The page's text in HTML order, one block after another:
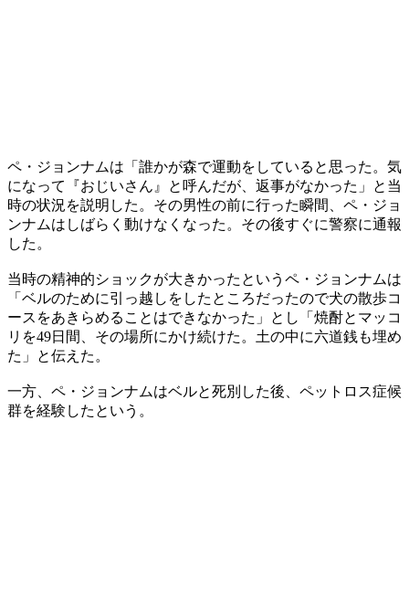
ペ・ジョンナムは「誰かが森で運動をしていると思った。気
になって『おじいさん』と呼んだが、返事がなかった」と当
時の状況を説明した。その男性の前に行った瞬間、ペ・ジョ
ンナムはしばらく動けなくなった。その後すぐに警察に通報
した。
当時の精神的ショックが大きかったというペ・ジョンナムは
「ベルのために引っ越しをしたところだったので犬の散歩コ
ースをあきらめることはできなかった」とし「焼酎とマッコ
リを49日間、その場所にかけ続けた。土の中に六道銭も埋め
た」と伝えた。
一方、ペ・ジョンナムはベルと死別した後、ペットロス症候
群を経験したという。